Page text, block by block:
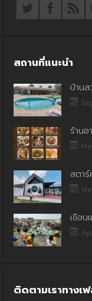
สถานที่แนะนำ
บ้าน
ร้าน
สตาร์
เขื่อ
ติดตามเราทางเ